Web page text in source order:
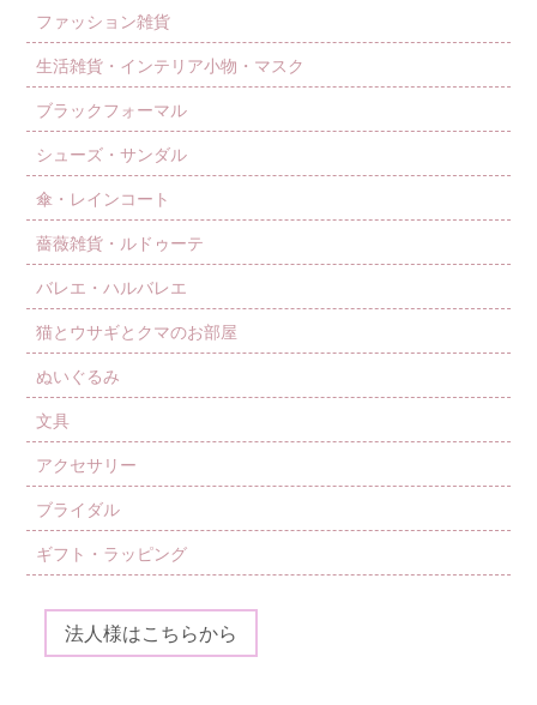
ファッション雑貨
生活雑貨・インテリア小物・マスク
ブラックフォーマル
シューズ・サンダル
傘・レインコート
薔薇雑貨・ルドゥーテ
バレエ・ハルバレエ
猫とウサギとクマのお部屋
ぬいぐるみ
文具
アクセサリー
ブライダル
ギフト・ラッピング
法人様はこちらから